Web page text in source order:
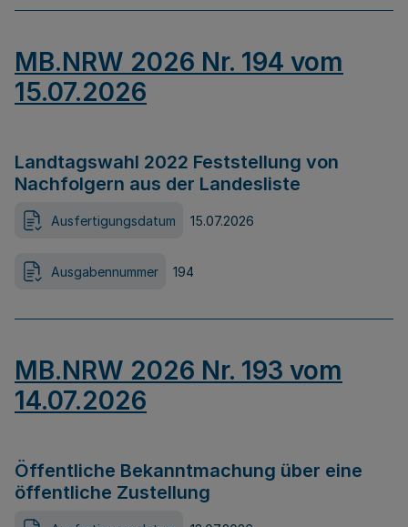
MB.NRW 2026 Nr. 194 vom
15.07.2026
Landtagswahl 2022 Feststellung von
Nachfolgern aus der Landesliste
Ausfertigungsdatum 15.07.2026
Ausgabennummer 194
MB.NRW 2026 Nr. 193 vom
14.07.2026
Öffentliche Bekanntmachung über eine
öffentliche Zustellung